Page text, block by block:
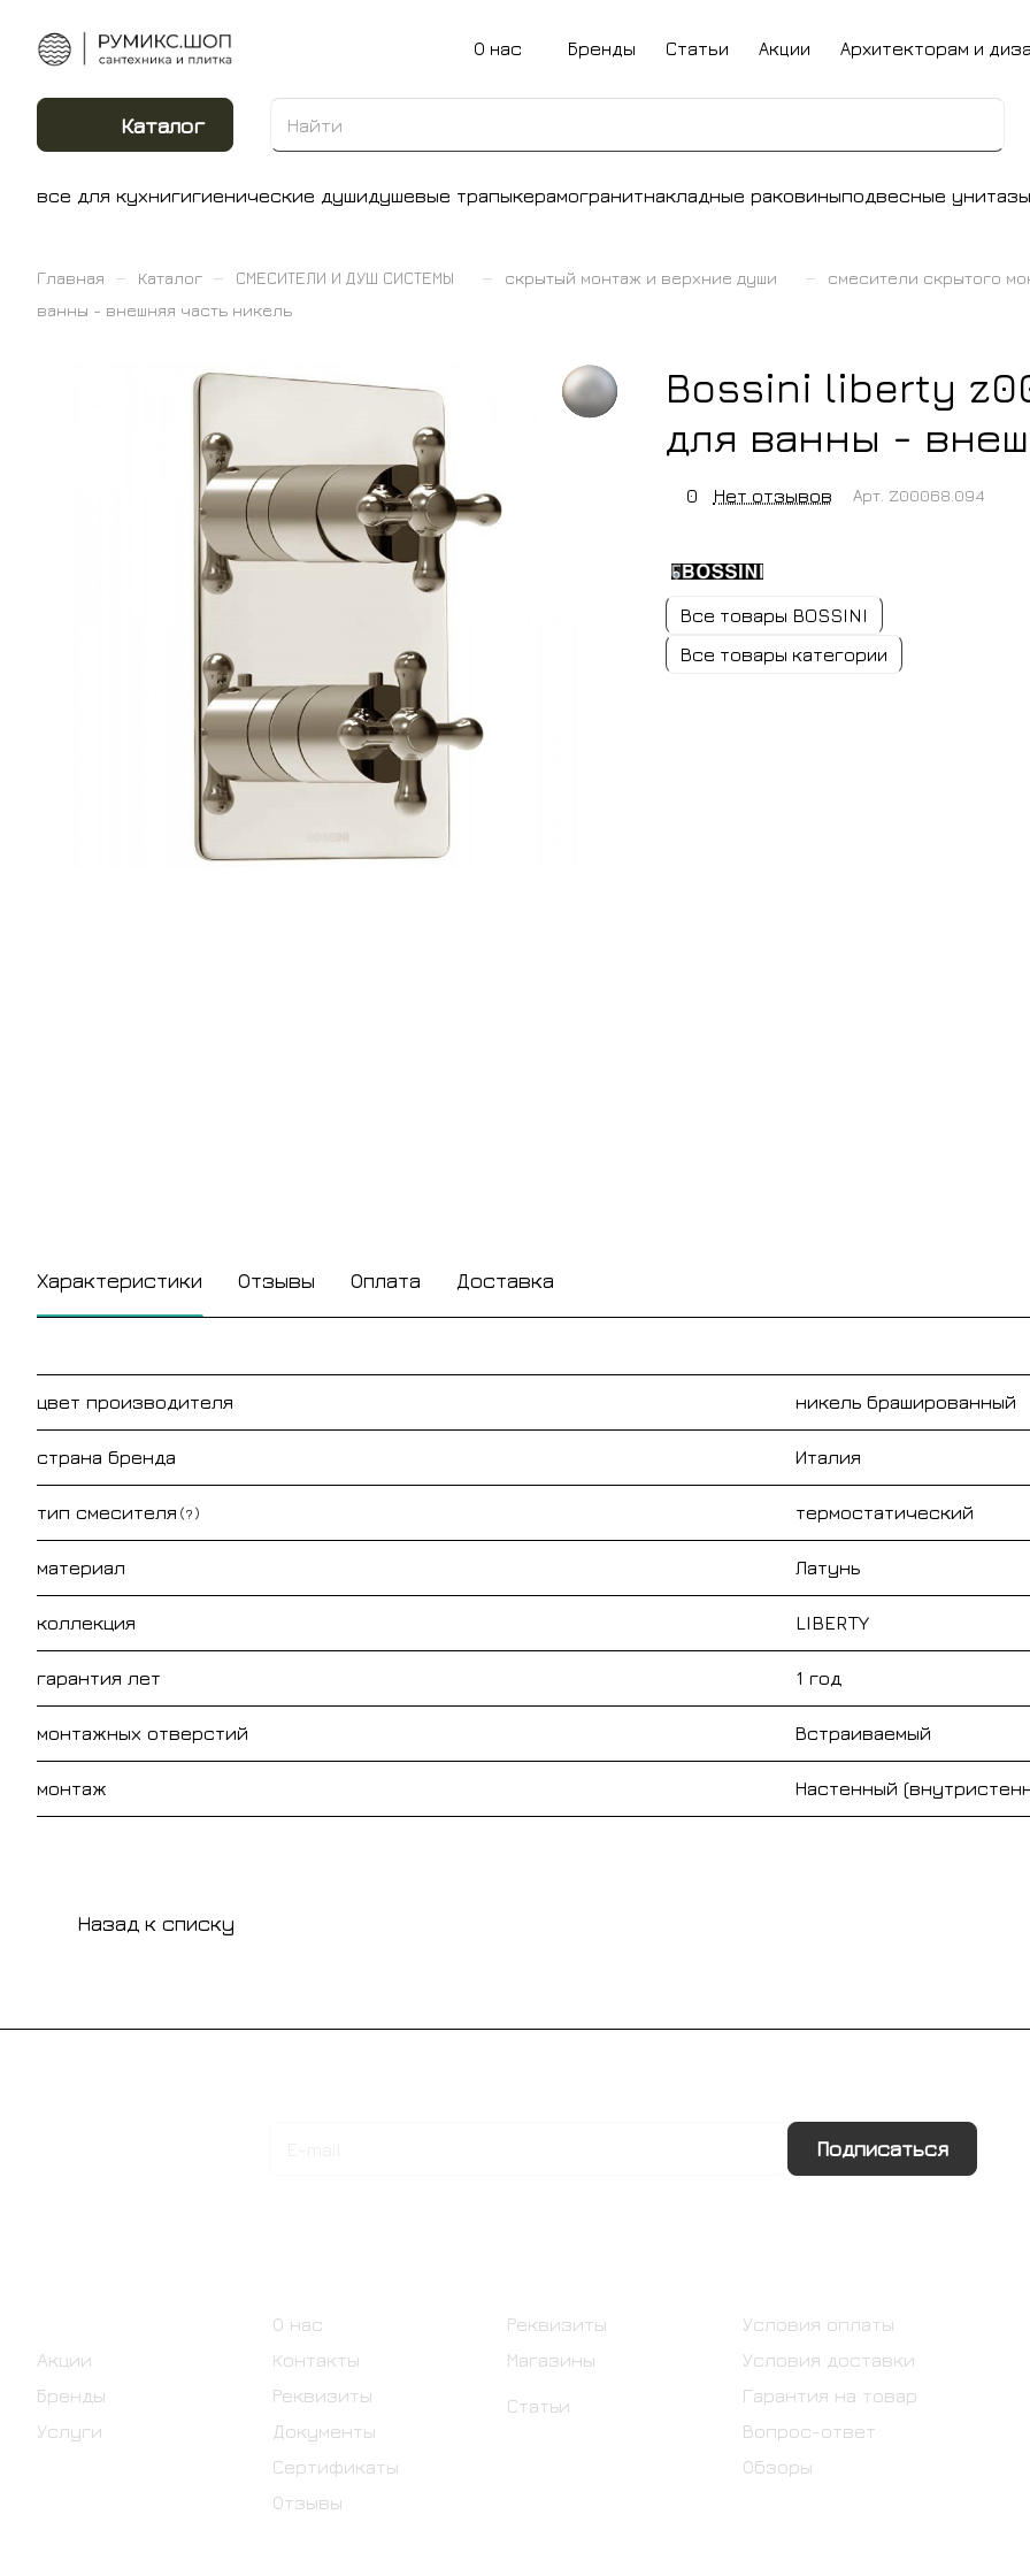
О нас Бренды Статьи Акции Архитекторам и
Каталог
все для кухнигигиенические душидушевые трапыкерамогранитнакладные раковиныподвесные унитазы
Главная – Каталог – СМЕСИТЕЛИ И ДУШ СИСТЕМЫ – скрытый монтаж и верхние души –
смесители скрытого
ванны - внешняя часть никель
Bossini liberty
для ванны -
0 Нет отзывов Арт. Z00068.094
Все товары BOSSINI
Все товары категории
Характеристики Отзывы Оплата Доставка
цвет производителя никель брашированный
страна бренда Италия
тип смесителя ? термостатический
материал Латунь
коллекция LIBERTY
гарантия лет 1 год
монтажных отверстий Встраиваемый
монтаж Настенный
Назад к списку
Подписаться
Акции
Бренды
Услуги
О нас
Контакты
Реквизиты
Документы
Сертификаты
Отзывы
Реквизиты
Магазины
Статьи
Условия оплаты
Условия доставки
Гарантия на товар
Вопрос-ответ
Обзоры